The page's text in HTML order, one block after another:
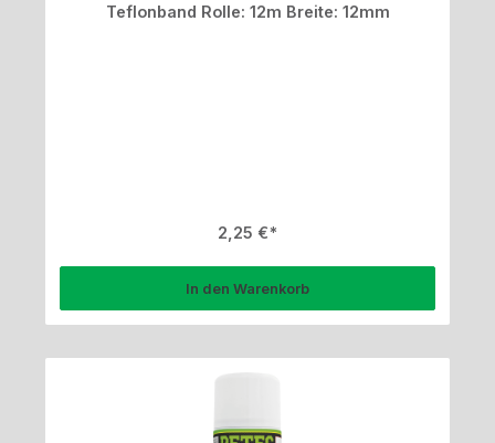
Teflonband Rolle: 12m Breite: 12mm
Regulärer Preis:
2,25 €
In den Warenkorb